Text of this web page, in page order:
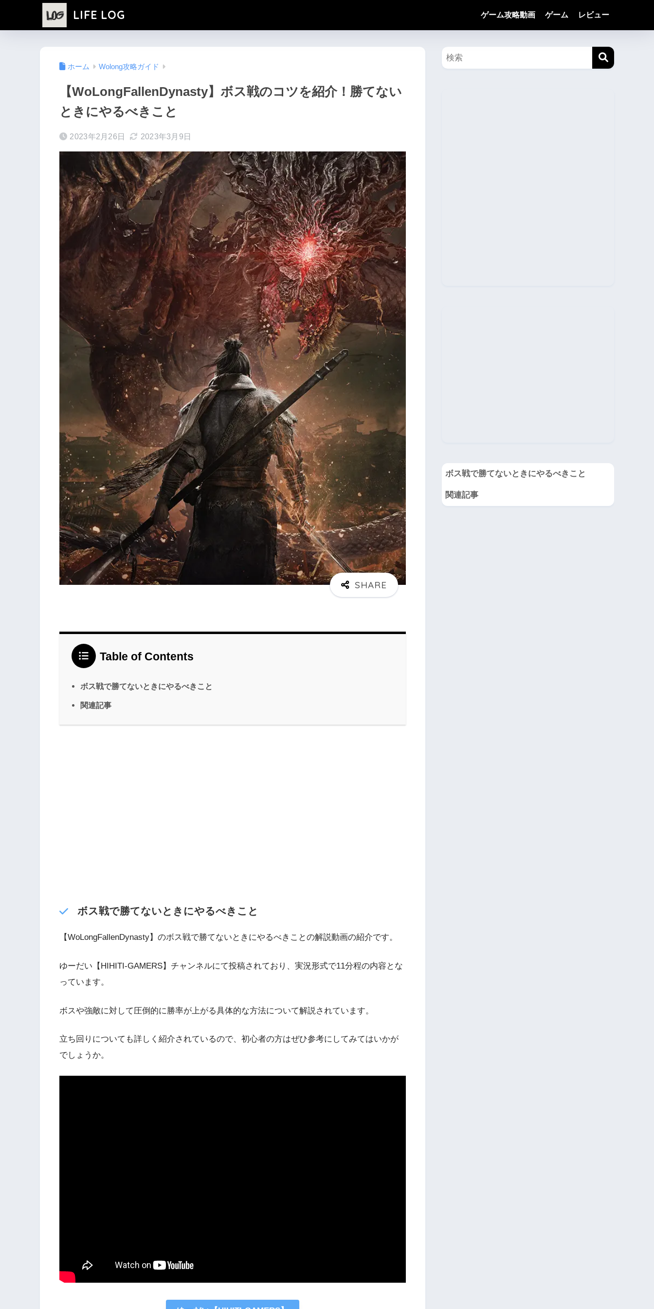
LIFE LOG ゲーム攻略動画 ゲーム レビュー
ホーム Wolong攻略ガイド
【WoLongFallenDynasty】ボス戦のコツを紹介！勝てない
ときにやるべきこと
2023年2月26日 2023年3月9日
Table of Contents
ボス戦で勝てないときにやるべきこと
関連記事
ボス戦で勝てないときにやるべきこと
【WoLongFallenDynasty】のボス戦で勝てないときにやるべきことの解説動画の紹介です。
ゆーだい【HIHITI-GAMERS】チャンネルにて投稿されており、実況形式で11分程の内容とな
っています。
ボスや強敵に対して圧倒的に勝率が上がる具体的な方法について解説されています。
立ち回りについても詳しく紹介されているので、初心者の方はぜひ参考にしてみてはいかが
でしょうか。
ボス戦で勝てないときにやるべきこと
関連記事